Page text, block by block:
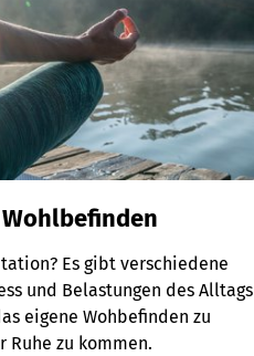
Es gibt verschiedene
und Belastungen des Alltags
eigene Wohbefinden zu
Ruhe zu kommen.